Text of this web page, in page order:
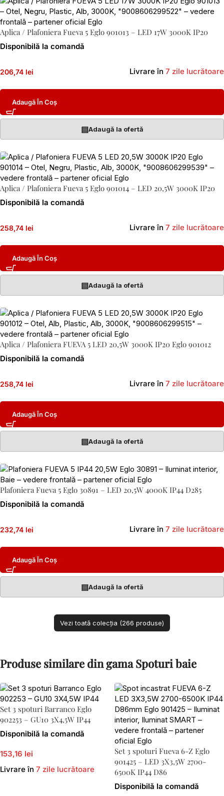
Aplica / Plafoniera Fueva 5 Eglo 901013 – LED 17W 3000K IP20
Disponibilă la comandă
206,74 lei Livrare în 7 zile lucrătoare
Adaugă În Coș
▤Adaugă la ofertă
Aplica / Plafoniera Fueva 5 Eglo 901014 – LED 20,5W 3000K IP20
Disponibilă la comandă
258,74 lei Livrare în 7 zile lucrătoare
Adaugă În Coș
▤Adaugă la ofertă
Aplica / Plafoniera FUEVA 5 LED 20,5W 3000K IP20 Eglo 901012
Disponibilă la comandă
258,74 lei Livrare în 7 zile lucrătoare
Adaugă În Coș
▤Adaugă la ofertă
Plafoniera Fueva 5 Eglo 30891 – LED 20,5W 4000K IP44 D285
Disponibilă la comandă
232,74 lei Livrare în 7 zile lucrătoare
Adaugă În Coș
▤Adaugă la ofertă
Vezi toată colecția (266 produse)
Produse similare din gama Spoturi baie
Set 3 spoturi Barranco Eglo
902253 – GU10 3X4,5W IP44
Disponibilă la comandă
153,16 lei
Livrare în 7 zile lucrătoare
Set 3 spoturi Fueva 6-Z Eglo
901425 – LED 3X3,5W 2700-
6500K IP44 D86
Disponibilă la comandă